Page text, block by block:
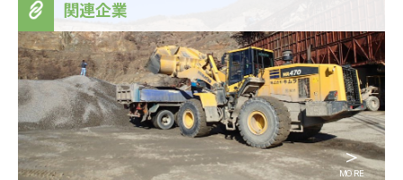
関連企業
＞
MORE